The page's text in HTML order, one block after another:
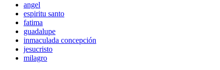
angel
espiritu santo
fatima
guadalupe
inmaculada concepción
jesucristo
milagro